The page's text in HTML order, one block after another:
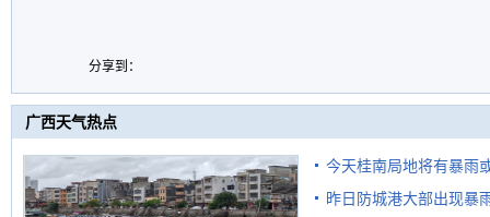
分享到：
广西天气热点
今天桂南局地将有暴雨
需继续防范
昨日防城港大部出现暴